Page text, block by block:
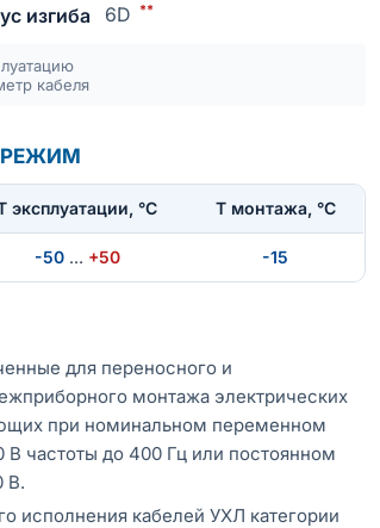
изгиба 6D **
кабеля
РЕЖИМ
эксплуатации, °С Т монтажа, °С
-50 … +50 -15
для переносного и
монтажа электрических
при номинальном переменном
В частоты до 400 Гц или постоянном
В.
исполнения кабелей УХЛ категории